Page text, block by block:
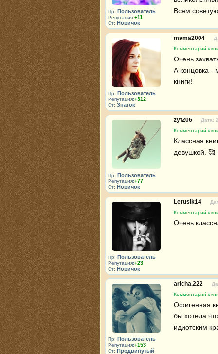
Пр: Пользователь
Репутация:+11
Ст: Новичок
Всем
Пр: Пользователь
Репутация:+312
Ст: Знаток
mama2004
Комментарий к
Очень
А концовка -
книги!
Пр: Пользователь
Репутация:+77
Ст: Новичок
zyf206
Дата:
Комментарий к
Классная
девушкой.
Пр: Пользователь
Репутация:+23
Ст: Новичок
Lerusik14
Комментарий к
Очень
Пр: Пользователь
Репутация:+153
Ст: Продвинутый
aricha.222
Комментарий к
Офигенная
бы хотела
идиотским